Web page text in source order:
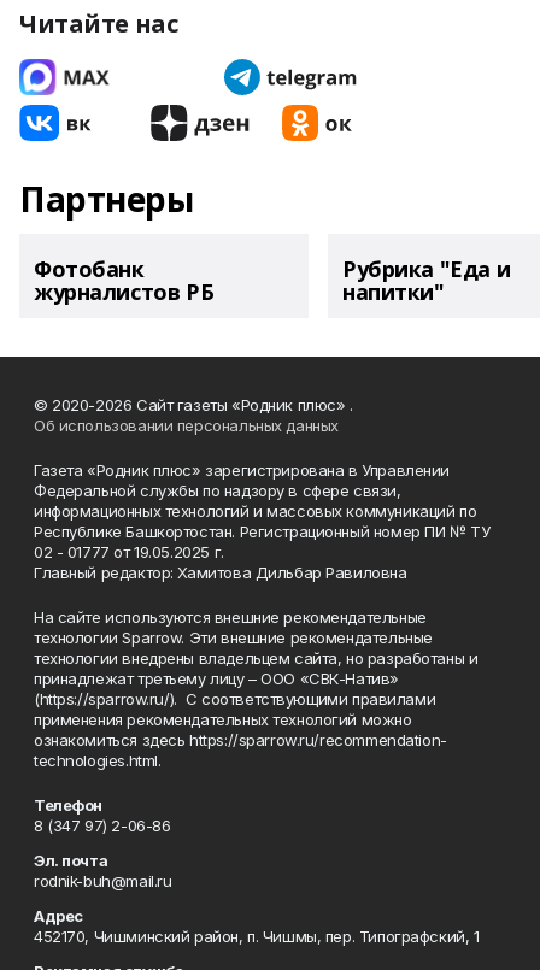
Читайте нас
Партнеры
Фотобанк
журналистов РБ
Рубрика "Еда и
напитки"
© 2020-2026 Сайт газеты «Родник плюс» .
Об использовании персональных данных
Газета «Родник плюс» зарегистрирована в Управлении
Федеральной службы по надзору в сфере связи,
информационных технологий и массовых коммуникаций по
Республике Башкортостан. Регистрационный номер ПИ № ТУ
02 - 01777 от 19.05.2025 г.
Главный редактор: Хамитова Дильбар Равиловна
На сайте используются внешние рекомендательные
технологии Sparrow. Эти внешние рекомендательные
технологии внедрены владельцем сайта, но разработаны и
принадлежат третьему лицу – ООО «СВК-Натив»
(https://sparrow.ru/). С соответствующими правилами
применения рекомендательных технологий можно
ознакомиться здесь https://sparrow.ru/recommendation-
technologies.html.
Телефон
8 (347 97) 2-06-86
Эл. почта
rodnik-buh@mail.ru
Адрес
452170, Чишминский район, п. Чишмы, пер. Типографский, 1